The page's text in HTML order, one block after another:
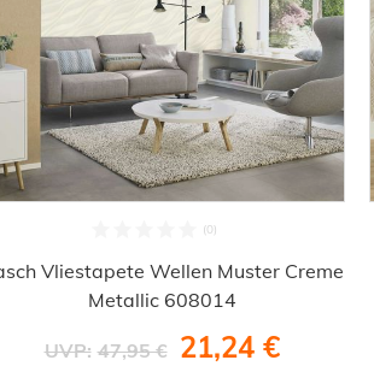
Vliestapete Wellen Muster Creme
Metallic 608014
UVP: 47,95 € 21,24 €